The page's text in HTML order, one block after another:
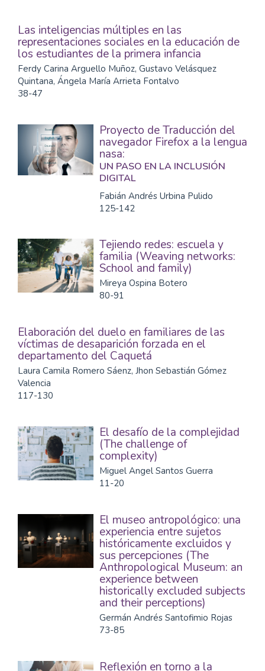
Las inteligencias múltiples en las
representaciones sociales en la educación de
los estudiantes de la primera infancia
Ferdy Carina Arguello Muñoz, Gustavo Velásquez
Quintana, Ángela María Arrieta Fontalvo
38-47
Proyecto de Traducción del
navegador Firefox a la lengua
nasa:
UN PASO EN LA INCLUSIÓN
DIGITAL
Fabián Andrés Urbina Pulido
125-142
Tejiendo redes: escuela y
familia (Weaving networks:
School and family)
Mireya Ospina Botero
80-91
Elaboración del duelo en familiares de las
víctimas de desaparición forzada en el
departamento del Caquetá
Laura Camila Romero Sáenz, Jhon Sebastián Gómez
Valencia
117-130
El desafío de la complejidad
(The challenge of
complexity)
Miguel Angel Santos Guerra
11-20
El museo antropológico: una
experiencia entre sujetos
históricamente excluidos y
sus percepciones (The
Anthropological Museum: an
experience between
historically excluded subjects
and their perceptions)
Germán Andrés Santofimio Rojas
73-85
Reflexión en torno a la